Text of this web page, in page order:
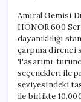
Amiral Gemisi
HONOR 600
dayanıklılığı
çarpma direnci
Tasarımı,
seçenekleri ile
seviyesindeki
ile birlikte